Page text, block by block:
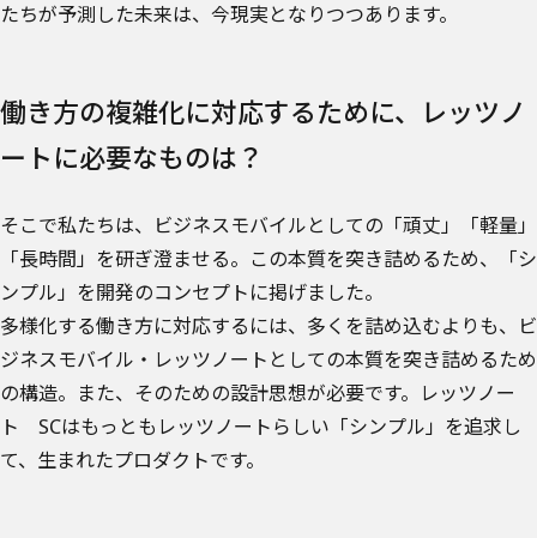
たちが予測した未来は、今現実となりつつあります。
働き方の複雑化に対応するために、レッツノ
ートに必要なものは？
そこで私たちは、ビジネスモバイルとしての「頑丈」「軽量」
「長時間」を研ぎ澄ませる。この本質を突き詰めるため、「シ
ンプル」を開発のコンセプトに掲げました。
多様化する働き方に対応するには、多くを詰め込むよりも、ビ
ジネスモバイル・レッツノートとしての本質を突き詰めるため
の構造。また、そのための設計思想が必要です。レッツノー
ト SCはもっともレッツノートらしい「シンプル」を追求し
て、生まれたプロダクトです。